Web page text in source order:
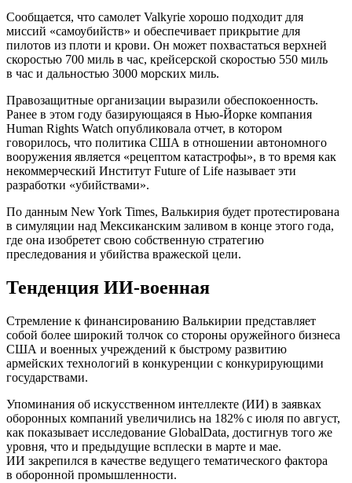
Сообщается, что самолет Valkyrie хорошо подходит для
миссий «самоубийств» и обеспечивает прикрытие для
пилотов из плоти и крови. Он может похвастаться верхней
скоростью 700 миль в час, крейсерской скоростью 550 миль
в час и дальностью 3000 морских миль.
Правозащитные организации выразили обеспокоенность.
Ранее в этом году базирующаяся в Нью-Йорке компания
Human Rights Watch опубликовала отчет, в котором
говорилось, что политика США в отношении автономного
вооружения является «рецептом катастрофы», в то время как
некоммерческий Институт Future of Life называет эти
разработки «убийствами».
По данным New York Times, Валькирия будет протестирована
в симуляции над Мексиканским заливом в конце этого года,
где она изобретет свою собственную стратегию
преследования и убийства вражеской цели.
Тенденция ИИ-военная
Стремление к финансированию Валькирии представляет
собой более широкий толчок со стороны оружейного бизнеса
США и военных учреждений к быстрому развитию
армейских технологий в конкуренции с конкурирующими
государствами.
Упоминания об искусственном интеллекте (ИИ) в заявках
оборонных компаний увеличились на 182% с июля по август,
как показывает исследование GlobalData, достигнув того же
уровня, что и предыдущие всплески в марте и мае.
ИИ закрепился в качестве ведущего тематического фактора
в оборонной промышленности.